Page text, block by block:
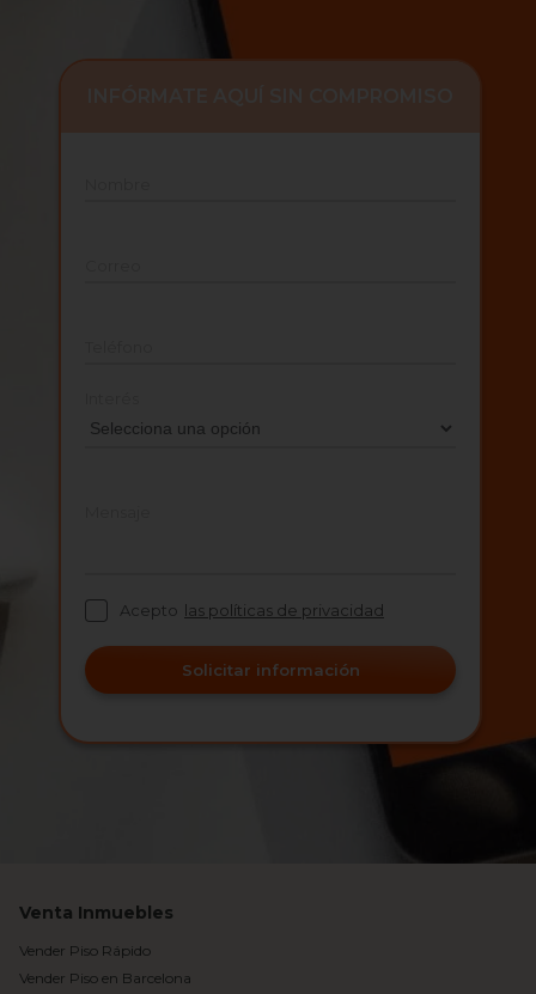
Acepto las políticas de privacidad
Solicitar información
Venta Inmuebles
Vender Piso Rápido
Vender Piso en Barcelona